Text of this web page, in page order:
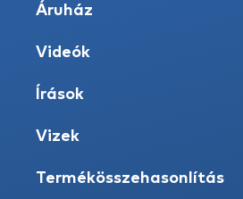
Áruház
Videók
Írások
Vizek
Termékösszehasonlítás